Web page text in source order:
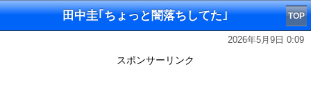
田中圭｢ちょっと闇落ちしてた｣ TOP
2026年5月9日 0:09
スポンサーリンク